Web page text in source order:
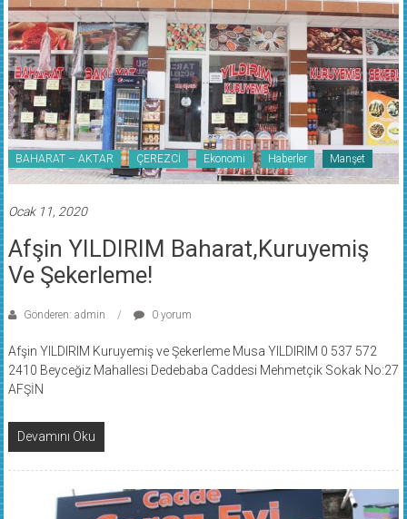
BAHARAT – AKTAR ÇEREZCİ Ekonomi Haberler Manşet
Ocak 11, 2020
Afşin YILDIRIM Baharat,Kuruyemiş
Ve Şekerleme!
Gönderen: admin 0 yorum
Afşin YILDIRIM Kuruyemiş ve Şekerleme Musa YILDIRIM 0 537 572
2410 Beyceğiz Mahallesi Dedebaba Caddesi Mehmetçik Sokak No:27
AFŞİN
Devamını Oku